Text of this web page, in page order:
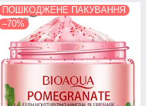
ПОШКОДЖЕНЕ ПАКУВАННЯ
–70%